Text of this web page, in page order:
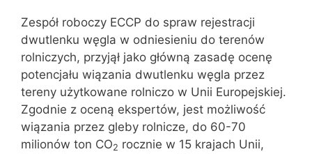
Zespół roboczy ECCP do spraw rejestracji
dwutlenku węgla w odniesieniu do terenów
rolniczych, przyjął jako główną zasadę ocenę
potencjału wiązania dwutlenku węgla przez
tereny użytkowane rolniczo w Unii Europejskiej.
Zgodnie z oceną ekspertów, jest możliwość
wiązania przez gleby rolnicze, do 60-70
milionów ton CO2 rocznie w 15 krajach Unii,